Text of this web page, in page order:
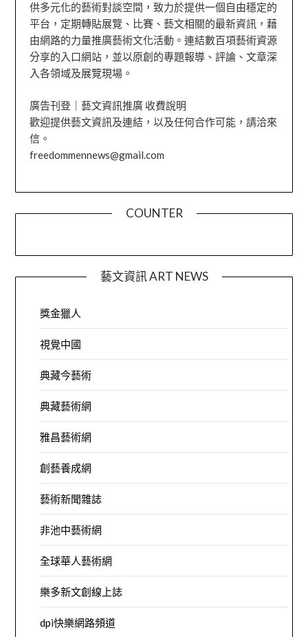
供多元化的藝術對談空間，致力於提供一個自由穩定的
平台，定期轉貼展覽、比賽、藝文相關的最新資訊，藉
由網路的力量推廣藝術文化活動。連結數百項藝術資源
分享的入口網站，並以原創的專題報導、評論、文章深
入各領域及展覽現場。
廣告刊登｜藝文資訊推廣 收費說明
歡迎提供藝文資訊及連結，以及任何合作可能，請洽來
信。
freedommennews@gmail.com
COUNTER
藝文資訊 ART NEWS
獎金獵人
視覺中國
典藏今藝術
典藏藝術網
雅昌藝術網
創藝養成網
藝術新聞雜誌
非池中藝術網
全球華人藝術網
樂多新文創線上誌
dpi快樂網路頻道